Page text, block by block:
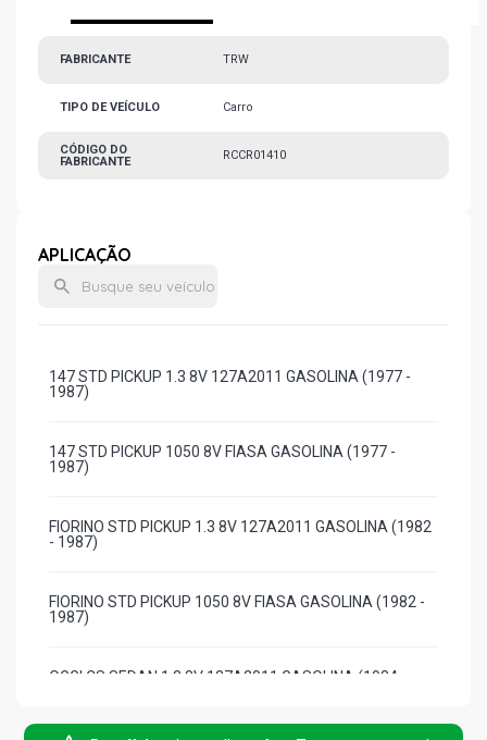
FABRICANTE TRW
TIPO DE VEÍCULO Carro
CÓDIGO DO
FABRICANTE
RCCR01410
APLICAÇÃO
147 STD PICKUP 1.3 8V 127A2011 GASOLINA (1977 -
1987)
147 STD PICKUP 1050 8V FIASA GASOLINA (1977 -
1987)
FIORINO STD PICKUP 1.3 8V 127A2011 GASOLINA (1982
- 1987)
FIORINO STD PICKUP 1050 8V FIASA GASOLINA (1982 -
1987)
OGGI CS SEDAN 1.3 8V 127A2011 GASOLINA (1984 -